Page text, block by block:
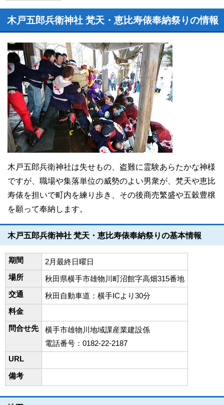
木戸五郎兵衛神社 梵天・恵比寿俵奉納祭りの情報
木戸五郎兵衛神社は失せもの、盗難に霊験あらたかな神様
ですが、職場や集落単位の威勢のよい男衆が、梵天や恵比
寿俵を担いで町内を練り歩き、その後商売繁盛や五穀豊穣
を願って奉納します。
木戸五郎兵衛神社 梵天・恵比寿俵奉納祭りの基本情報
期間
2月最終日曜日
場所
秋田県横手市雄物川町沼館字高畑315番地
交通
秋田自動車道：横手ICより30分
料金
問合せ先
横手市雄物川地域課産業建設係
電話番号：0182-22-2187
URL
備考